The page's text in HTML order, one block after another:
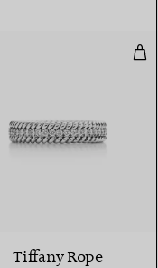
und Platin mit
Tiffany Rope